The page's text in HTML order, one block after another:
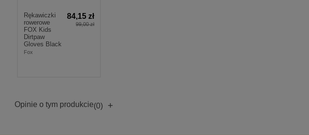
Rękawiczki
rowerowe
FOX Kids
Dirtpaw
Gloves Black
Fox
84,15 zł
99,00 zł
Opinie o tym produkcie(0) +